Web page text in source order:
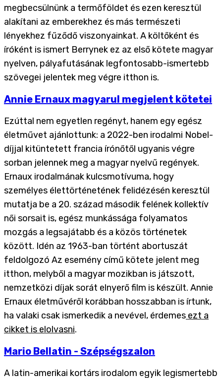
megbecsülnünk a termőföldet és ezen keresztül
alakítani az emberekhez és más természeti
lényekhez fűződő viszonyainkat. A költőként és
íróként is ismert Berrynek ez az első kötete magyar
nyelven, pályafutásának legfontosabb-ismertebb
szövegei jelentek meg végre itthon is.
Annie Ernaux magyarul megjelent kötetei
Ezúttal nem egyetlen regényt, hanem egy egész
életművet ajánlottunk: a 2022-ben irodalmi Nobel-
díjjal kitüntetett francia írónőtől ugyanis végre
sorban jelennek meg a magyar nyelvű regények.
Ernaux irodalmának kulcsmotívuma, hogy
személyes élettörténetének felidézésén keresztül
mutatja be a 20. század második felének kollektív
női sorsait is, egész munkássága folyamatos
mozgás a legsajátabb és a közös történetek
között. Idén az 1963-ban történt abortuszát
feldolgozó Az esemény című kötete jelent meg
itthon, melyből a magyar mozikban is játszott,
nemzetközi díjak sorát elnyerő film is készült. Annie
Ernaux életművéről korábban hosszabban is írtunk,
ha valaki csak ismerkedik a nevével, érdemes ezt a
cikket is elolvasni.
Mario Bellatin - Szépségszalon
A latin-amerikai kortárs irodalom egyik legismertebb